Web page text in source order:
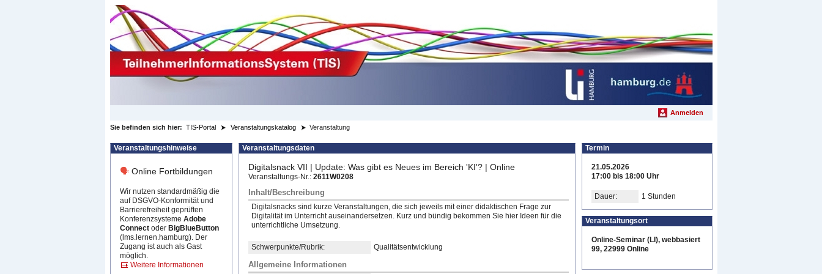
Anmelden
Sie befinden sich hier: TIS-Portal Veranstaltungskatalog Veranstaltung
Veranstaltungshinweise
🗣Online Fortbildungen
Wir nutzen standardmäßig die
auf DSGVO-Konformität und
Barrierefreiheit geprüften
Konferenzsysteme Adobe
Connect oderBigBlueButton
(lms.lernen.hamburg). Der
Zugang ist auch als Gast
möglich.
Weitere Informationen
Veranstaltungsdaten
Digitalsnack VII | Update: Was gibt es Neues im Bereich 'KI'? | Online
Veranstaltungs-Nr.: 2611W0208
Inhalt/Beschreibung
Digitalsnacks sind kurze Veranstaltungen, die sich jeweils mit einer didaktischen Frage zur
Digitalität im Unterricht auseinandersetzen. Kurz und bündig bekommen Sie hier Ideen für die
unterrichtliche Umsetzung.
Schwerpunkte/Rubrik: Qualitätsentwicklung
Allgemeine Informationen
Termin
21.05.2026
17:00 bis 18:00 Uhr
Dauer: 1 Stunden
Veranstaltungsort
Online-Seminar (LI), webbasiert
99, 22999 Online